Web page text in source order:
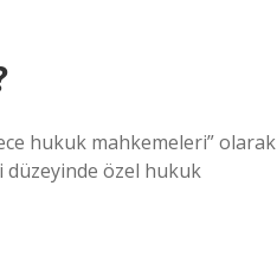
hukuk mahkemeleri” olarak
düzeyinde özel hukuk